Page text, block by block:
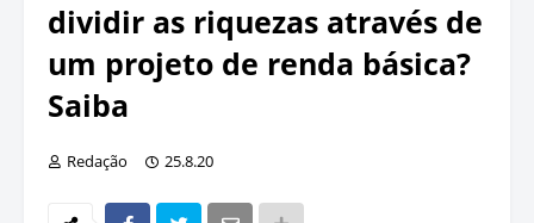
dividir as riquezas através de
um projeto de renda básica?
Saiba
Redação 25.8.20